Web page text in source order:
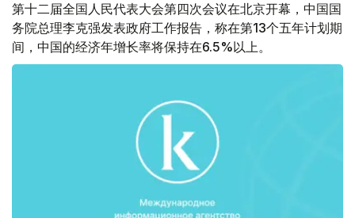
第十二届全国人民代表大会第四次会议在北京开幕，中国国
务院总理李克强发表政府工作报告，称在第13个五年计划期
间，中国的经济年增长率将保持在6.5%以上。